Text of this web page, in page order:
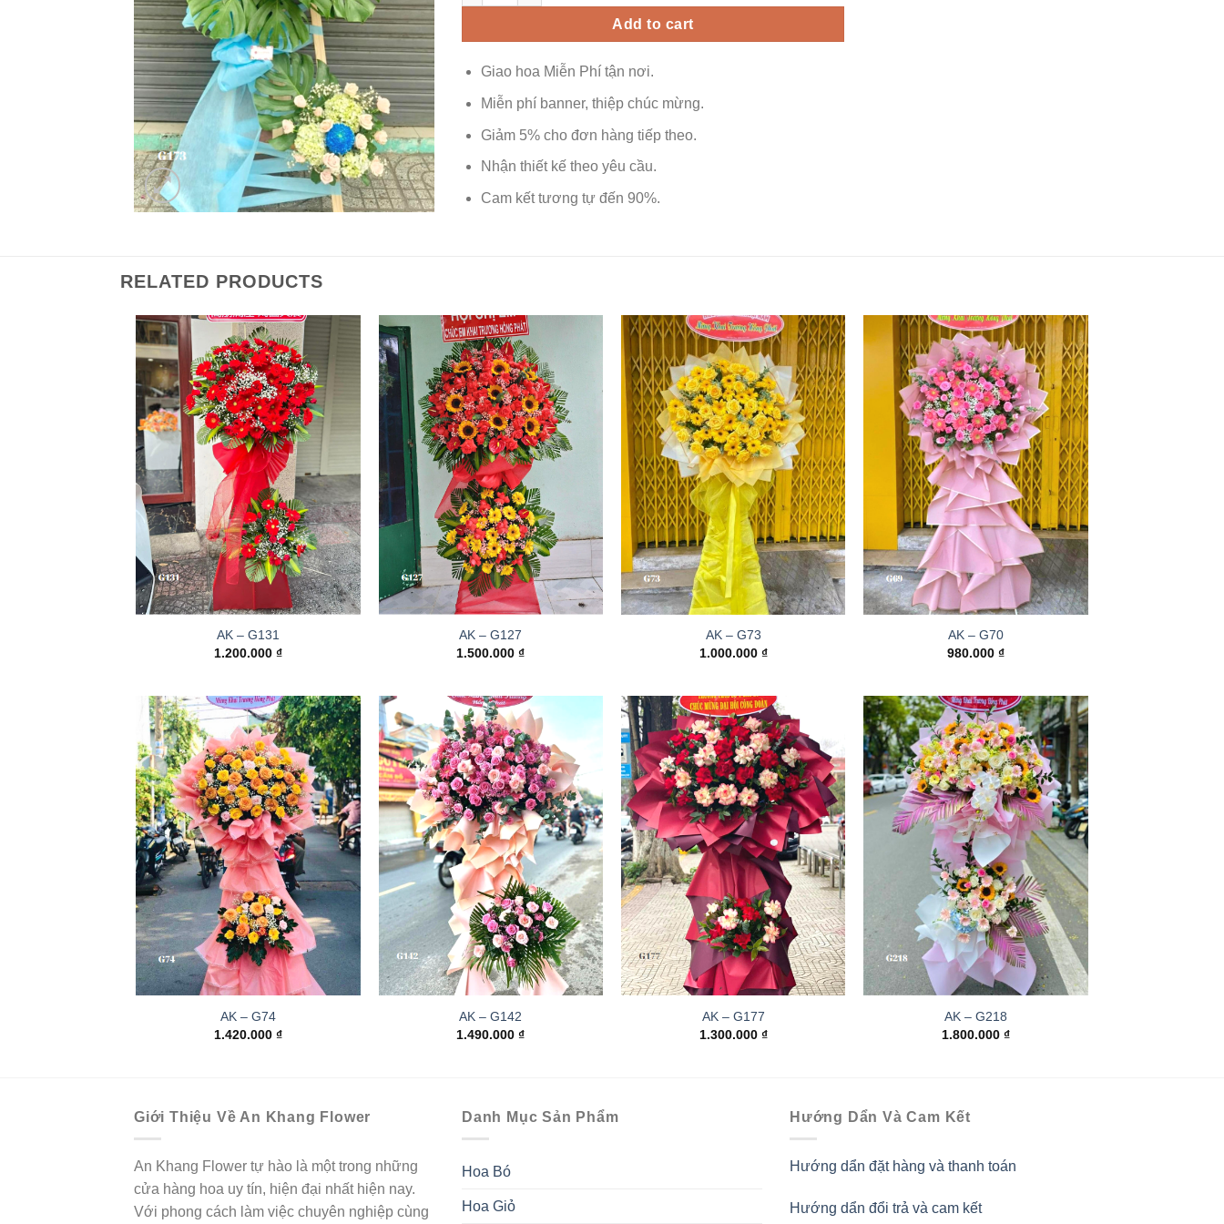
Add to cart
Giao hoa Miễn Phí tận nơi.
Miễn phí banner, thiệp chúc mừng.
Giảm 5% cho đơn hàng tiếp theo.
Nhận thiết kế theo yêu cầu.
Cam kết tương tự đến 90%.
RELATED PRODUCTS
AK – G131
1.200.000₫
AK – G127
1.500.000₫
AK – G73
1.000.000 ₫
AK – G70
980.000 ₫
AK – G74
1.420.000₫
AK – G142
1.490.000₫
AK – G177
1.300.000 ₫
AK – G218
1.800.000 ₫
Giới Thiệu Về An Khang Flower
An Khang Flower tự hào là một trong những
cửa hàng hoa uy tín, hiện đại nhất hiện nay.
Với phong cách làm việc chuyên nghiệp cùng
Danh Mục Sản Phẩm
Hoa Bó
Hoa Giỏ
Hướng Dẩn Và Cam Kết
Hướng dẩn đặt hàng và thanh toán
Hướng dẩn đổi trả và cam kết